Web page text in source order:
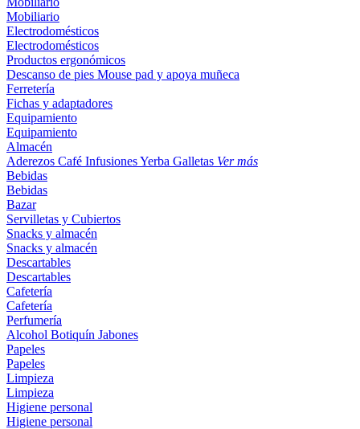
Mobiliario
Electrodomésticos
Electrodomésticos
Productos ergonómicos
Descanso de pies Mouse pad y apoya muñeca
Ferretería
Fichas y adaptadores
Equipamiento
Equipamiento
Almacén
Aderezos Café InfusionesYerba Galletas Ver más
Bebidas
Bebidas
Bazar
Servilletas y Cubiertos
Snacks y almacén
Snacks y almacén
Descartables
Descartables
Cafetería
Cafetería
Perfumería
Alcohol Botiquín Jabones
Papeles
Papeles
Limpieza
Limpieza
Higiene personal
Higiene personal